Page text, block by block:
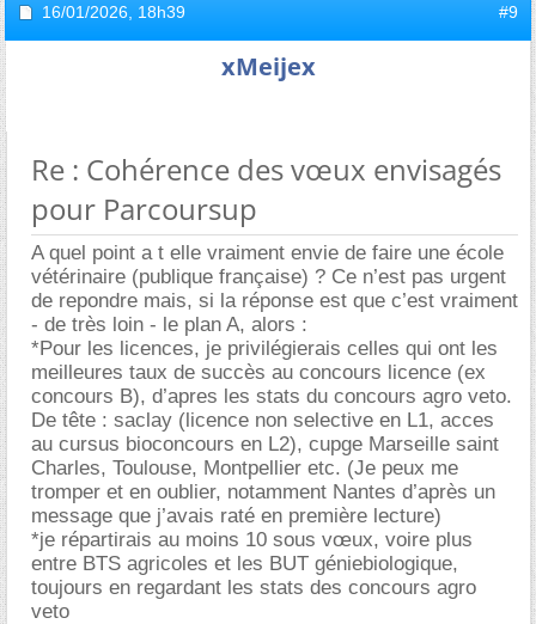
16/01/2026, 18h39 #9
xMeijex
Re : Cohérence des vœux envisagés
pour Parcoursup
A quel point a t elle vraiment envie de faire une école
vétérinaire (publique française) ? Ce n’est pas urgent
de repondre mais, si la réponse est que c’est vraiment
- de très loin - le plan A, alors :
*Pour les licences, je privilégierais celles qui ont les
meilleures taux de succès au concours licence (ex
concours B), d’apres les stats du concours agro veto.
De tête : saclay (licence non selective en L1, acces
au cursus bioconcours en L2), cupge Marseille saint
Charles, Toulouse, Montpellier etc. (Je peux me
tromper et en oublier, notamment Nantes d’après un
message que j’avais raté en première lecture)
*je répartirais au moins 10 sous vœux, voire plus
entre BTS agricoles et les BUT géniebiologique,
toujours en regardant les stats des concours agro
veto